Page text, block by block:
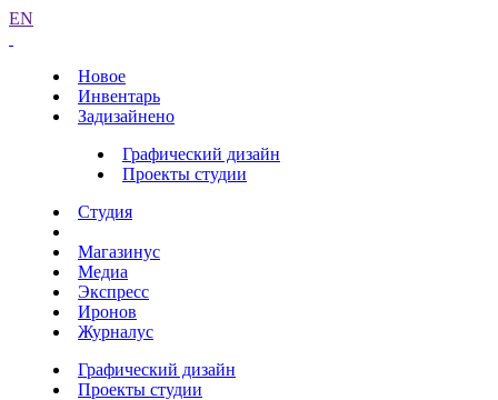
EN
Новое
Инвентарь
Задизайнено
Графический дизайн
Проекты студии
Студия
Магазинус
Медиа
Экспресс
Иронов
Журналус
Графический дизайн
Проекты студии